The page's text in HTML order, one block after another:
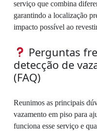
serviço que combina
garantindo a localização
impacto possível ao
Perguntas
detecção de
(FAQ)
Reunimos as principais
vazamento em piso para
funciona esse serviço e